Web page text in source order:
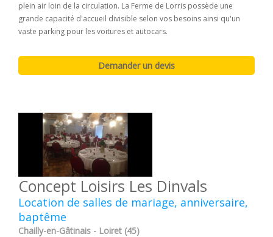
plein air loin de la circulation. La Ferme de Lorris possède une
grande capacité d'accueil divisible selon vos besoins ainsi qu'un
vaste parking pour les voitures et autocars.
Concept Loisirs Les Dinvals
Location de salles de mariage, anniversaire,
baptême
Chailly-en-Gâtinais - Loiret (45)